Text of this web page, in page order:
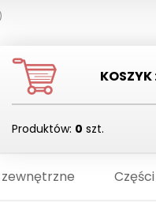
KOSZYK
Produktów: 0 szt.